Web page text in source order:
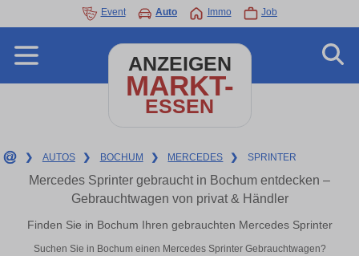
Event Auto Immo Job
ANZEIGEN
MARKT-
ESSEN
❯ AUTOS ❯ BOCHUM ❯ MERCEDES ❯ SPRINTER
Mercedes Sprinter gebraucht in Bochum entdecken –
Gebrauchtwagen von privat & Händler
Finden Sie in Bochum Ihren gebrauchten Mercedes Sprinter
Suchen Sie in Bochum einen Mercedes Sprinter Gebrauchtwagen?